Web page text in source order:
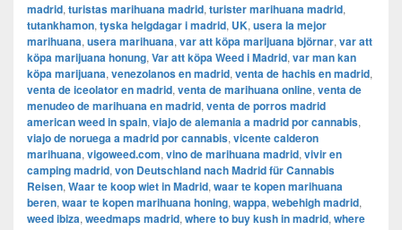
madrid, turistas marihuana madrid, turister marihuana madrid,
tutankhamon, tyska helgdagar i madrid, UK, usera la mejor
marihuana, usera marihuana, var att köpa marijuana björnar, var att
köpa marijuana honung, Var att köpa Weed i Madrid, var man kan
köpa marijuana, venezolanos en madrid, venta de hachis en madrid,
venta de iceolator en madrid, venta de marihuana online, venta de
menudeo de marihuana en madrid, venta de porros madrid
american weed in spain, viajo de alemania a madrid por cannabis,
viajo de noruega a madrid por cannabis, vicente calderon
marihuana, vigoweed.com, vino de marihuana madrid, vivir en
camping madrid, von Deutschland nach Madrid für Cannabis
Reisen, Waar te koop wiet in Madrid, waar te kopen marihuana
beren, waar te kopen marihuana honing, wappa, webehigh madrid,
weed ibiza, weedmaps madrid, where to buy kush in madrid, where